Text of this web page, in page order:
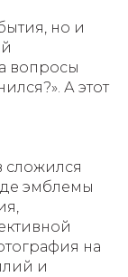
но и
вопросы
А этот
сложился
эмблемы
на
и